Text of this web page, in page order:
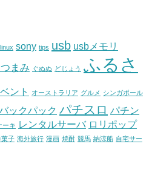
linux sony tips usb usbメモリ
まみ ぐぬぬ どじょう ふるさ
ント オーストラリア グルメ シンガポール
ックパック パチスロ パチン
ーキ レンタルサーバ ロリポップ
菓子 海外旅行 漫画 焼酎 競馬 納涼船 自宅サー